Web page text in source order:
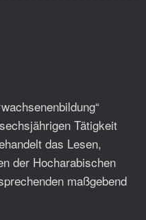
Tätigkeit
das Lesen,
der Hocharabischen
maßgebend